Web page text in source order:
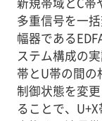
多重信号を一
幅器である
ステム構成の
帯とU帯の間の
制御状態を変
ることで、